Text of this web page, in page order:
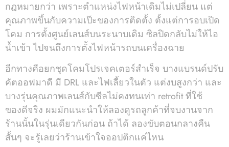
กฎหมายกว่า เพราะตำแหน่งไฟหน้าเดิมไม่เปลี่ยน แต่
คุณภาพขึ้นกับความเป๊ะของการติดตั้ง ตั้งแต่การอบเปิด
โคม การตั้งศูนย์เลนส์บนระนาบเดิม ซิลปิดกลับไม่ให้ไอ
น้ำเข้า ไปจนถึงการตั้งไฟหน้ารถบนเครื่องฉาย
อีกทางคือยกชุดโคมโปรเจคเตอร์สำเร็จ บางแบรนด์ปรับ
คัตออฟมาดี มี DRL และไฟเลี้ยวในตัว แต่งบสูงกว่า และ
บางรุ่นคุณภาพเลนส์กับซีลไม่คงทนเท่า retrofit ที่ใช้
ของดีจริง ผมมักแนะนำให้ลองดูรถลูกค้าที่จบงานจาก
ร้านนั้นในรุ่นเดียวกันก่อน ถ้าได้ ลองขับตอนกลางคืน
สั้นๆ จะรู้เลยว่าร้านเข้าใจออปติกแค่ไหน